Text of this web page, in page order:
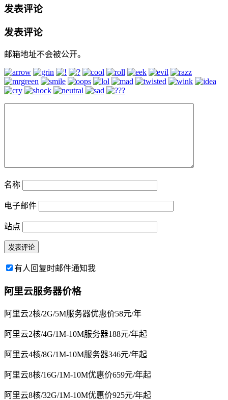
发表评论
发表评论
邮箱地址不会被公开。
名称
电子邮件
站点
有人回复时邮件通知我
阿里云服务器价格
阿里云2核/2G/5M服务器优惠价58元/年
阿里云2核/4G/1M-10M服务器188元/年起
阿里云4核/8G/1M-10M服务器346元/年起
阿里云8核/16G/1M-10M优惠价659元/年起
阿里云8核/32G/1M-10M优惠价925元/年起